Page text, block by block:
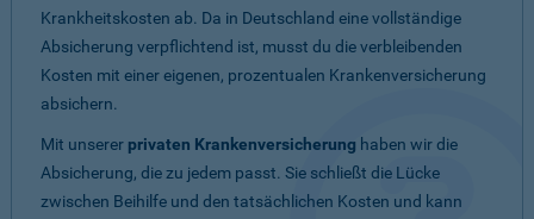
Krankheitskosten ab. Da in Deutschland eine vollständige
Absicherung verpflichtend ist, musst du die verbleibenden
Kosten mit einer eigenen, prozentualen Krankenversicherung
absichern.
Mit unserer privaten Krankenversicherung haben wir die
Absicherung, die zu jedem passt. Sie schließt die Lücke
zwischen Beihilfe und den tatsächlichen Kosten und kann